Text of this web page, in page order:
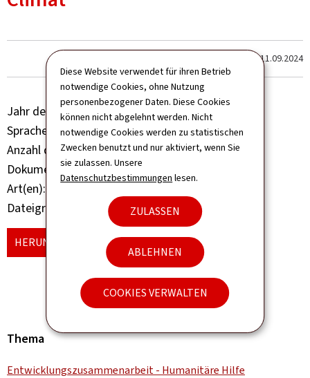
Diese Website verwendet für ihren Betrieb
notwendige Cookies, ohne Nutzung
personenbezogener Daten. Diese Cookies
können nicht abgelehnt werden. Nicht
notwendige Cookies werden zu statistischen
Zwecken benutzt und nur aktiviert, wenn Sie
sie zulassen. Unsere
Datenschutzbestimmungen lesen.
ZULASSEN
ABLEHNEN
COOKIES VERWALTEN
Zum letzten Mal aktualisiert am11.09.2024
Jahr der Veröffentlichung 2023
Sprache(n) Französisch
Anzahl der Seiten 4 seite(n)
Dokumentformat Pdf
Art(en)
Dateigröße
HERUNTERLADEN (FR, PDF - 166 KB)
Thema
Entwicklungszusammenarbeit - Humanitäre Hilfe